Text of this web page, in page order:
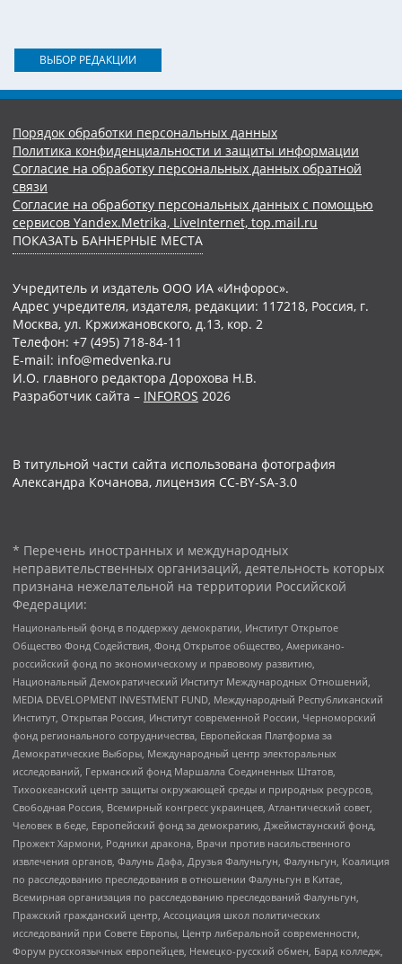
ВЫБОР РЕДАКЦИИ
Порядок обработки персональных данных
Политика конфиденциальности и защиты информации
Согласие на обработку персональных данных обратной
связи
Согласие на обработку персональных данных с помощью
сервисов Yandex.Metrika, LiveInternet, top.mail.ru
ПОКАЗАТЬ БАННЕРНЫЕ МЕСТА
Учредитель и издатель ООО ИА «Инфорос».
Адрес учредителя, издателя, редакции: 117218, Россия, г.
Москва, ул. Кржижановского, д.13, кор. 2
Телефон: +7 (495) 718-84-11
E-mail: info@medvenka.ru
И.О. главного редактора Дорохова Н.В.
Разработчик сайта – INFOROS 2026
В титульной части сайта использована фотография
Александра Кочанова, лицензия CC-BY-SA-3.0
* Перечень иностранных и международных
неправительственных организаций, деятельность которых
признана нежелательной на территории Российской
Федерации:
Национальный фонд в поддержку демократии, Институт Открытое
Общество Фонд Содействия, Фонд Открытое общество, Американо-
российский фонд по экономическому и правовому развитию,
Национальный Демократический Институт Международных Отношений,
MEDIA DEVELOPMENT INVESTMENT FUND, Международный Республиканский
Институт, Открытая Россия, Институт современной России, Черноморский
фонд регионального сотрудничества, Европейская Платформа за
Демократические Выборы, Международный центр электоральных
исследований, Германский фонд Маршалла Соединенных Штатов,
Тихоокеанский центр защиты окружающей среды и природных ресурсов,
Свободная Россия, Всемирный конгресс украинцев, Атлантический совет,
Человек в беде, Европейский фонд за демократию, Джеймстаунский фонд,
Прожект Хармони, Родники дракона, Врачи против насильственного
извлечения органов, Фалунь Дафа, Друзья Фалуньгун, Фалуньгун, Коалиция
по расследованию преследования в отношении Фалуньгун в Китае,
Всемирная организация по расследованию преследований Фалуньгун,
Пражский гражданский центр, Ассоциация школ политических
исследований при Совете Европы, Центр либеральной современности,
Форум русскоязычных европейцев, Немецко-русский обмен, Бард колледж,